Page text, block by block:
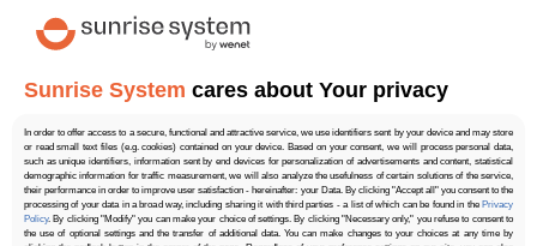
Sunrise System cares about Your privacy
In order to offer access to a secure, functional and attractive service, we use identifiers sent by your device and may store
or read small text files (e.g. cookies) contained on your device. Based on your consent, we will process personal data,
such as unique identifiers, information sent by end devices for personalization of advertisements and content, statistical
demographic information for traffic measurement, we will also analyze the usefulness of certain solutions of the service,
their performance in order to improve user satisfaction - hereinafter: your Data. By clicking "Accept all" you consent to the
processing of your data in a broad way, including sharing it with third parties - a list of which can be found in the Privacy
Policy. By clicking "Modify" you can make your choice of settings. By clicking "Necessary only," you refuse to consent to
the use of optional settings and the transfer of additional data. You can make changes to your choices at any time by